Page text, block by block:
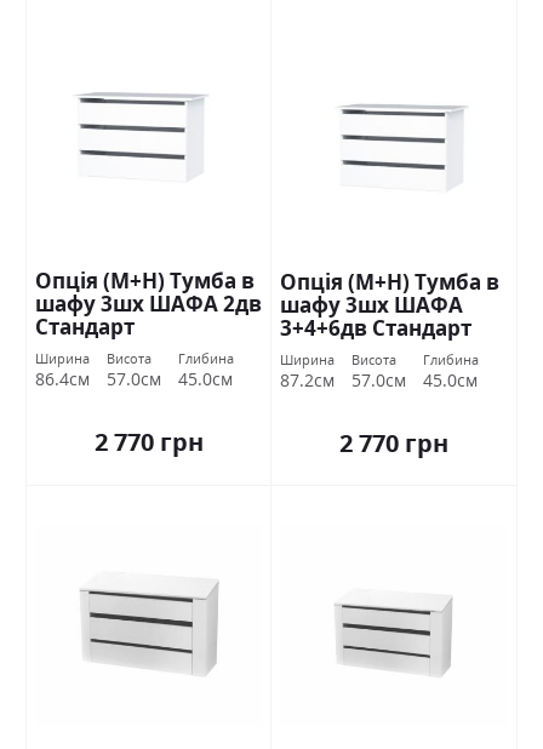
Опція (М+Н) Тумба в
шафу 3шх ШАФА 2дв
Стандарт
Ширина
86.4см
Висота
57.0см
Глибина
45.0см
2 770 грн
Опція (М+Н) Тумба в
шафу 3шх ШАФА
3+4+6дв Стандарт
Ширина
87.2см
Висота
57.0см
Глибина
45.0см
2 770 грн